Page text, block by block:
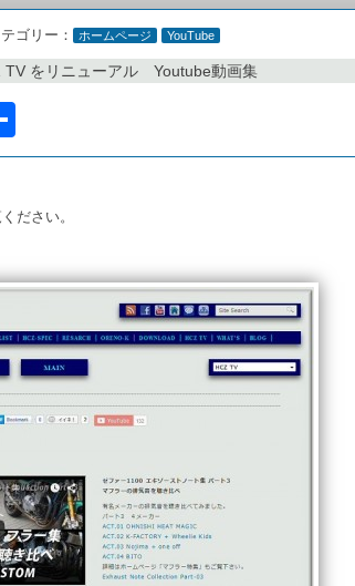
ゴリー： ホームページ YouTube
をリニューアル Youtube動画集
有
ださい。